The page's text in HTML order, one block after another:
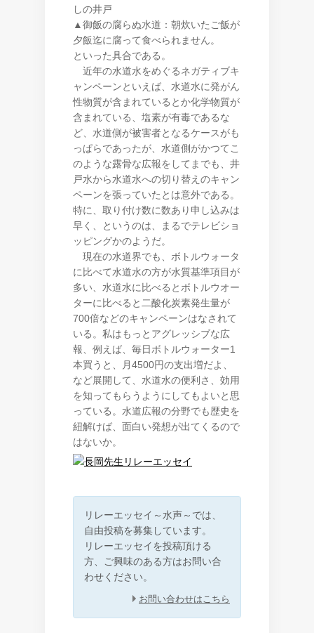
しの井戸
▲御飯の腐らぬ水道：朝炊いたご飯が
夕飯迄に腐って食べられません。
といった具合である。
近年の水道水をめぐるネガティブキ
ャンペーンといえば、水道水に発がん
性物質が含まれているとか化学物質が
含まれている、塩素が有毒であるな
ど、水道側が被害者となるケースがも
っぱらであったが、水道側がかつてこ
のような露骨な広報をしてまでも、井
戸水から水道水への切り替えのキャン
ペーンを張っていたとは意外である。
特に、取り付け数に数あり申し込みは
早く、というのは、まるでテレビショ
ッピングかのようだ。
現在の水道界でも、ボトルウォータ
に比べて水道水の方が水質基準項目が
多い、水道水に比べるとボトルウオー
ターに比べると二酸化炭素発生量が
700倍などのキャンペーンはなされて
いる。私はもっとアグレッシブな広
報、例えば、毎日ボトルウォーター1
本買うと、月4500円の支出増だよ、
など展開して、水道水の便利さ、効用
を知ってもらうようにしてもよいと思
っている。水道広報の分野でも歴史を
紐解けば、面白い発想が出てくるので
はないか。
リレーエッセイ～水声～では、
自由投稿を募集しています。
リレーエッセイを投稿頂ける
方、ご興味のある方はお問い合
わせください。
お問い合わせはこちら